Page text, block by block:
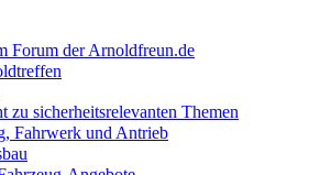
der Arnoldfreun.de
sicherheitsrelevanten Themen
Fahrwerk und Antrieb